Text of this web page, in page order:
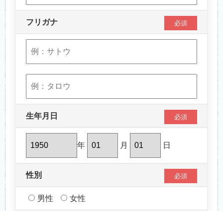
フリガナ 必須
生年月日 必須
年 月 日
性別 必須
男性 女性